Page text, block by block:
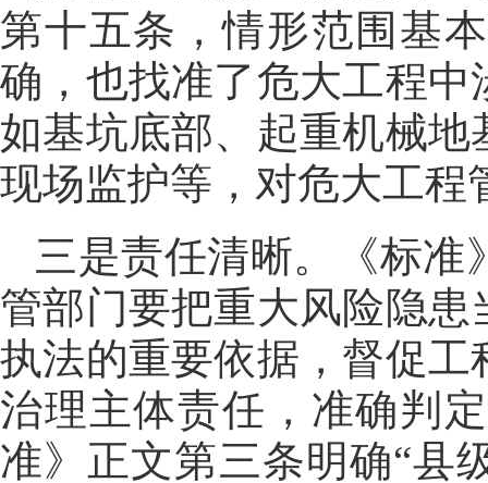
第十五条，情形范围基
确，也找准了危大工程
如基坑底部、起重机械
现场监护等，对危大工程
三是责任清晰。《标准
管部门要把重大风险隐
执法的重要依据，督促
治理主体责任，准确判
准》正文第三条明确“县